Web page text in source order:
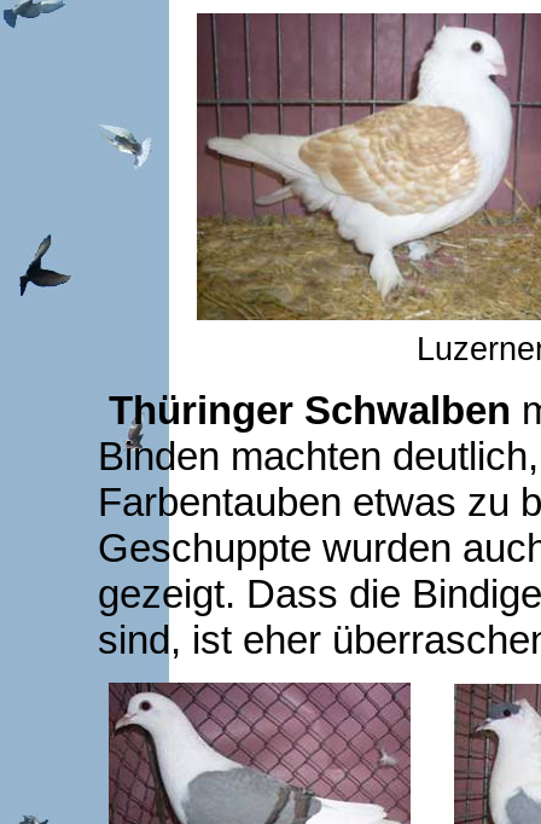
Thüringer Schwalben
Binden machten
Farbentauben etwas zu
Geschuppte wurden
gezeigt. Dass die
sind, ist eher